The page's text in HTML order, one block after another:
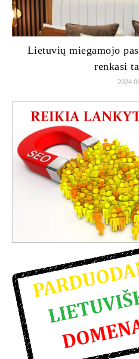
Lietuvių miegamojo
renkasi
2024